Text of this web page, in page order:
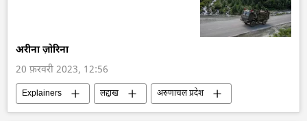
अरीना ज़ोरिना
20 फ़रवरी 2023, 12:56
Explainers लद्दाख
अरुणाचल प्रदेश
भारत
सीमा विवाद चीन